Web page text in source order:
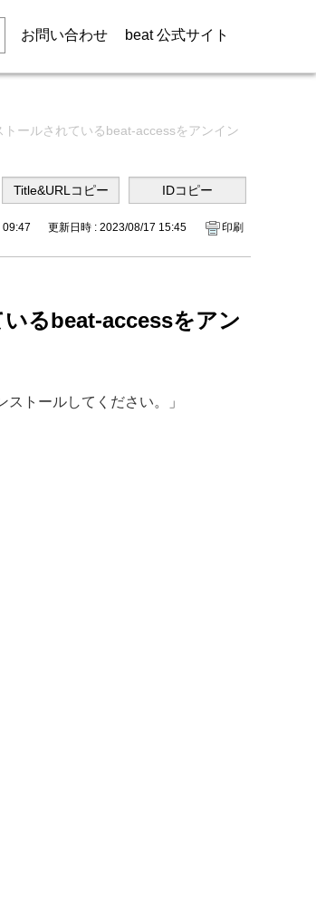
お問い合わせ beat 公式サイト
ールされているbeat-accessをアンイン
09:47 更新日時 : 2023/08/17 15:45 印刷
るbeat-accessをアン
トールしてください。」